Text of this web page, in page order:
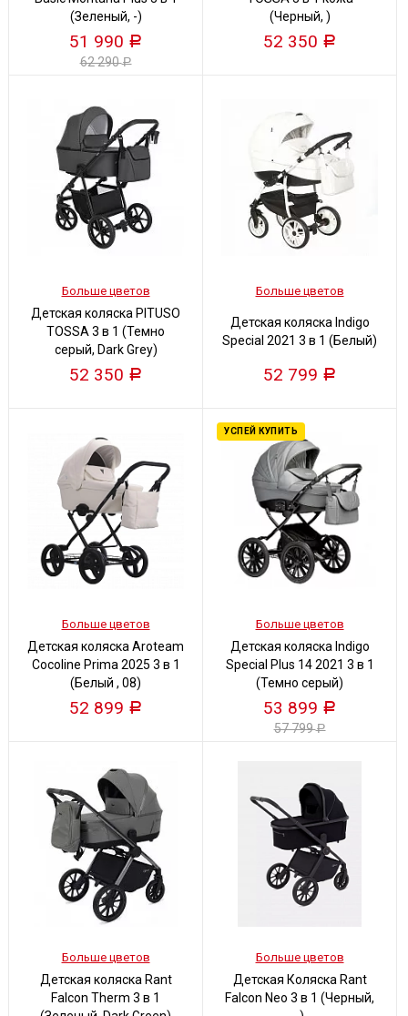
(Зеленый, -)
51 990 Р
62 290Р
(Черный, )
52 350 Р
Больше цветов
Детская коляска PITUSO
TOSSA 3 в 1 (Темно
серый, Dark Grey)
52 350 Р
Больше цветов
Детская коляска Indigo
Special 2021 3 в 1 (Белый)
52 799 Р
Больше цветов
Детская коляска Aroteam
Cocoline Prima 2025 3 в 1
(Белый , 08)
52 899 Р
Больше цветов
Детская коляска Indigo
Special Plus 14 2021 3 в 1
(Темно серый)
53 899 Р
57 799Р
УСПЕЙ КУПИТЬ
Больше цветов
Детская коляска Rant
Falcon Therm 3 в 1
Больше цветов
Детская Коляска Rant
Falcon Neo 3 в 1 (Черный,